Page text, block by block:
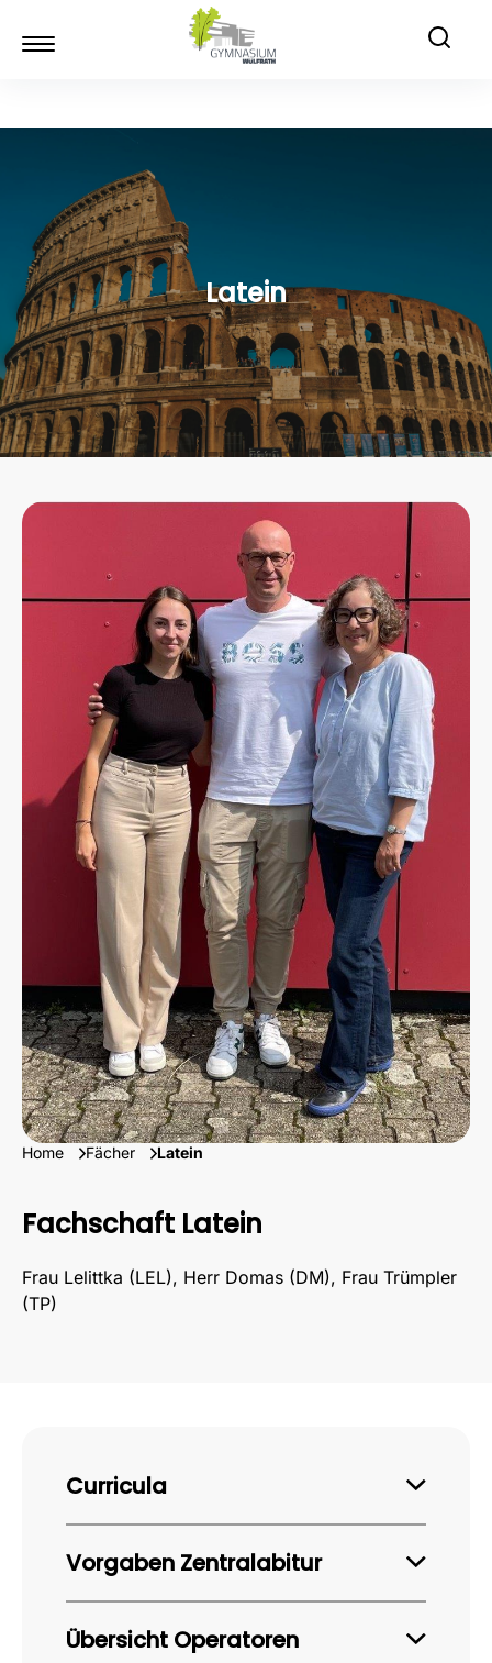
Latein
Home Fächer Latein
Fachschaft Latein
Frau Lelittka (LEL), Herr Domas (DM), Frau Trümpler
(TP)
Curricula
Vorgaben Zentralabitur
Übersicht Operatoren